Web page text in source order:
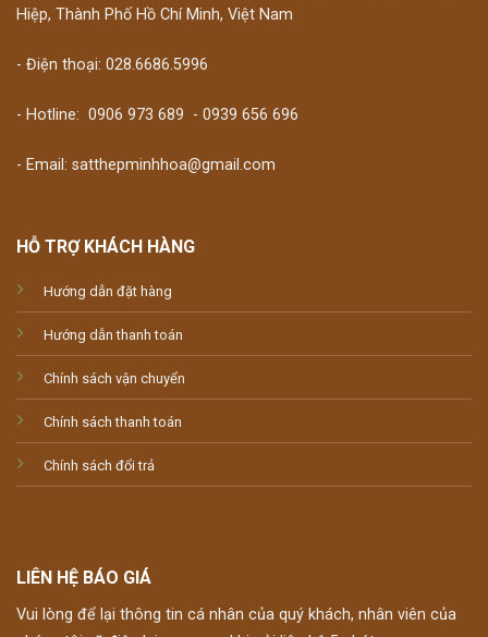
Hiệp, Thành Phố Hồ Chí Minh, Việt Nam
- Điện thoại: 028.6686.5996
- Hotline: 0906 973 689 - 0939 656 696
- Email: satthepminhhoa@gmail.com
HỖ TRỢ KHÁCH HÀNG
Hướng dẫn đặt hàng
Hướng dẫn thanh toán
Chính sách vận chuyển
Chính sách thanh toán
Chính sách đổi trả
LIÊN HỆ BÁO GIÁ
Vui lòng để lại thông tin cá nhân của quý khách, nhân viên của